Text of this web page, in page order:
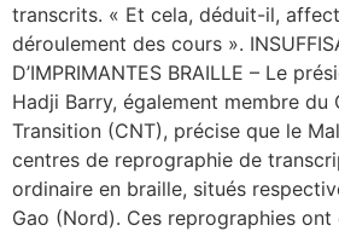
transcrits. « Et cela, déduit-il,
déroulement des cours ».
D’IMPRIMANTES BRAILLE – Le
Hadji Barry, également membre du
Transition (CNT), précise que le
centres de reprographie de
ordinaire en braille, situés
Gao (Nord). Ces reprographies